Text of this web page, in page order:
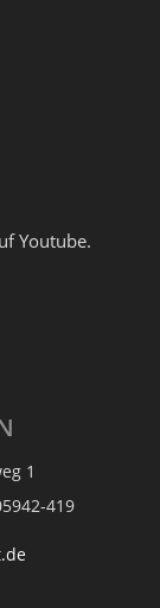
Youtube.
1
419